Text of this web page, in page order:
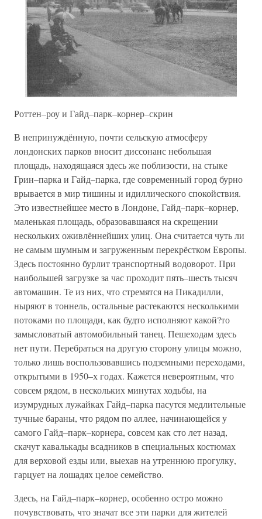
Роттен–роу и Гайд–парк–корнер–скрин
В непринуждённую, почти сельскую атмосферу
лондонских парков вносит диссонанс небольшая
площадь, находящаяся здесь же поблизости, на стыке
Грин–парка и Гайд–парка, где современный город бурно
врывается в мир тишины и идиллического спокойствия.
Это известнейшее место в Лондоне, Гайд–парк–корнер,
маленькая площадь, образовавшаяся на скрещении
нескольких оживлённейших улиц. Она считается чуть ли
не самым шумным и загруженным перекрёстком Европы.
Здесь постоянно бурлит транспортный водоворот. При
наибольшей загрузке за час проходит пять–шесть тысяч
автомашин. Те из них, что стремятся на Пикадилли,
ныряют в тоннель, остальные растекаются несколькими
потоками по площади, как будто исполняют какой?то
замысловатый автомобильный танец. Пешеходам здесь
нет пути. Перебраться на другую сторону улицы можно,
только лишь воспользовавшись подземными переходами,
открытыми в 1950–х годах. Кажется невероятным, что
совсем рядом, в нескольких минутах ходьбы, на
изумрудных лужайках Гайд–парка пасутся медлительные
тучные бараны, что рядом по аллее, начинающейся у
самого Гайд–парк–корнера, совсем как сто лет назад,
скачут кавалькады всадников в специальных костюмах
для верховой езды или, выехав на утреннюю прогулку,
гарцует на лошадях целое семейство.
Здесь, на Гайд–парк–корнер, особенно остро можно
почувствовать, что значат все эти парки для жителей